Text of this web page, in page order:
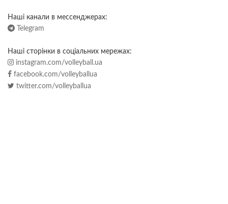
Наші канали в мессенджерах:
Telegram
Наші сторінки в соціальних мережах:
instagram.com/volleyball.ua
facebook.com/volleyballua
twitter.com/volleyballua